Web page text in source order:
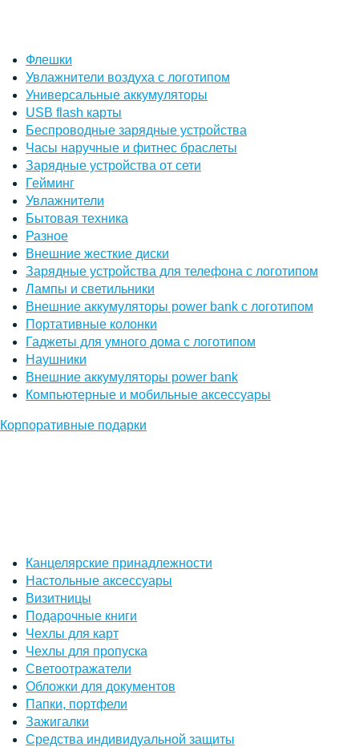
Флешки
Увлажнители воздуха с логотипом
Универсальные аккумуляторы
USB flash карты
Беспроводные зарядные устройства
Часы наручные и фитнес браслеты
Зарядные устройства от сети
Гейминг
Увлажнители
Бытовая техника
Разное
Внешние жесткие диски
Зарядные устройства для телефона с логотипом
Лампы и светильники
Внешние аккумуляторы power bank с логотипом
Портативные колонки
Гаджеты для умного дома с логотипом
Наушники
Внешние аккумуляторы power bank
Компьютерные и мобильные аксессуары
Корпоративные подарки
Канцелярские принадлежности
Настольные аксессуары
Визитницы
Подарочные книги
Чехлы для карт
Чехлы для пропуска
Светоотражатели
Обложки для документов
Папки, портфели
Зажигалки
Средства индивидуальной защиты